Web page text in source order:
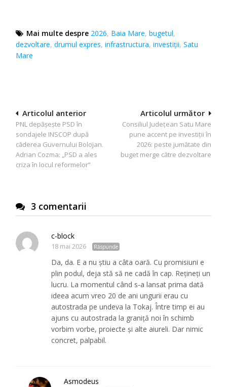
Mai multe despre 2026, Baia Mare,bugetul,
dezvoltare,drumul expres,infrastructura,investiţii,Satu
Mare
Navigare
în
articole
Articolul următor
Consiliul Județean Satu Mare
pune accent pe investiții în
2026: peste jumătate din
buget merge către dezvoltare
Articolul anterior
PNL depășește PSD în
sondajele INSCOP după
căderea Guvernului Bolojan.
Adrian Cozma: „PSD a ales
criza în locul reformelor”
3 comentarii
c-block
18 mai 2026 Răspunde
Da, da. E a nu știu a câta oară. Cu promisiuni e
plin podul, deja stă să ne cadă în cap. Rețineți un
lucru. La momentul când s-a lansat prima dată
ideea acum vreo 20 de ani ungurii erau cu
autostrada pe undeva la Tokaj. Între timp ei au
ajuns cu autostrada la graniță noi în schimb
vorbim vorbe, proiecte și alte aiureli. Dar nimic
concret, palpabil.
Asmodeus